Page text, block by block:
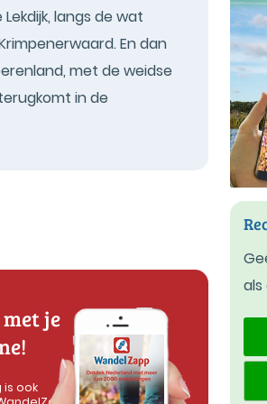
langs de wat
En dan
met de weidse
in de
je
is ook